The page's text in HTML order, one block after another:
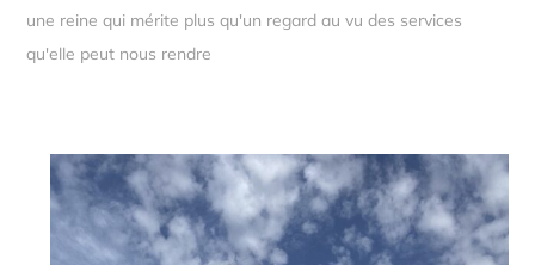
une reine qui mérite plus qu'un regard au vu des services
qu'elle peut nous rendre